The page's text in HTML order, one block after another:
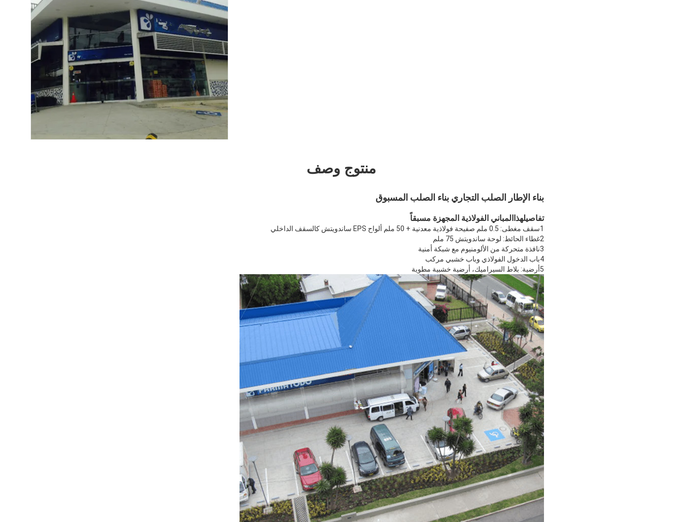
منتوج وصف
بناء الإطار الصلب التجاري بناء الصلب المسبوق
تفاصيلهذا المباني الفولاذية المجهزة مسبقاً
1سقف مغطى: 0.5 ملم صفيحة فولاذية معدنية + 50 ملم ألواح EPS ساندويتش كالسقف الداخلي
2غطاء الحائط: لوحة ساندويتش 75 ملم
3نافذة متحركة من الألومنيوم مع شبكة أمنية
4باب الدخول الفولاذي وباب خشبي مركب
5أرضية: بلاط السيراميك، أرضية خشبية مطوية